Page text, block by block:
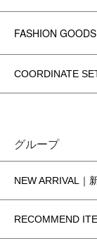
FASHION
COORDINATE
グループ
NEW ARRIVAL｜
RECOMMEND